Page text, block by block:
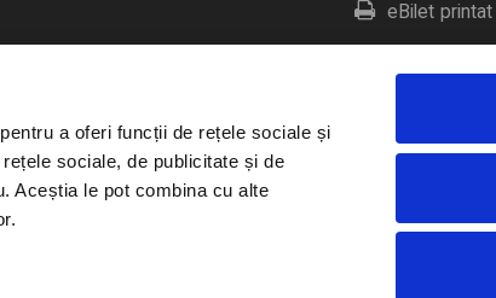
a oferi funcții de rețele sociale și
sociale, de publicitate și de
Aceștia le pot combina cu alte
eBilet
Livrare prin
Duplicare